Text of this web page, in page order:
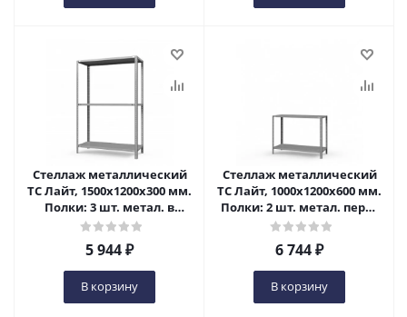
Стеллаж металлический
ТС Лайт, 1500x1200x300 мм.
Полки: 3 шт. метал. в
Пензе
5 944₽
В корзину
Стеллаж металлический
ТС Лайт, 1000x1200x600 мм.
Полки: 2 шт. метал. перф.
в Пензе
6 744₽
В корзину